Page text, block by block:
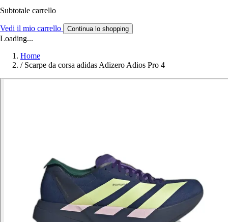
Subtotale carrello
Vedi il mio carrello Continua lo shopping
Loading...
Home
/ Scarpe da corsa adidas Adizero Adios Pro 4